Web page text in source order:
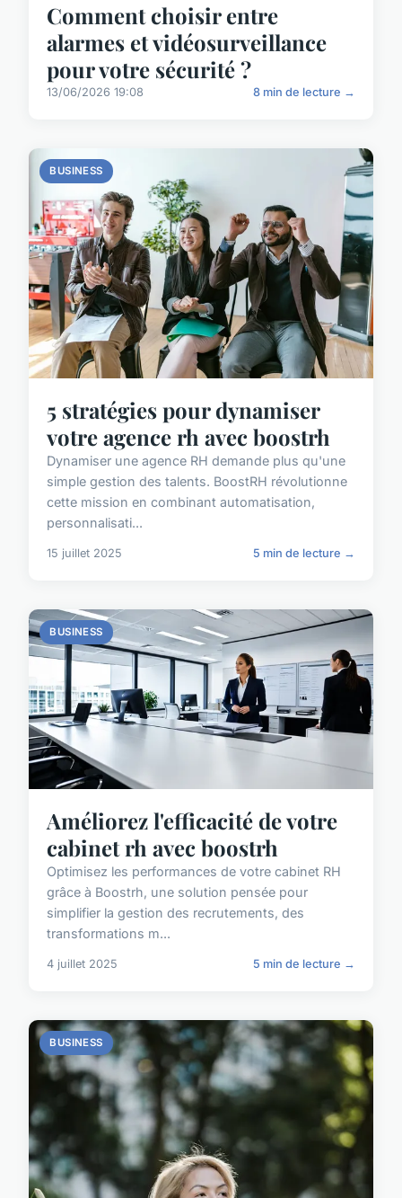
Comment choisir entre
alarmes et vidéosurveillance
pour votre sécurité ?
13/06/2026 19:08 8 min de lecture →
BUSINESS
5 stratégies pour dynamiser
votre agence rh avec boostrh
Dynamiser une agence RH demande plus qu'une
simple gestion des talents. BoostRH révolutionne
cette mission en combinant automatisation,
personnalisati...
15 juillet 2025 5 min de lecture →
BUSINESS
Améliorez l'efficacité de votre
cabinet rh avec boostrh
Optimisez les performances de votre cabinet RH
grâce à Boostrh, une solution pensée pour
simplifier la gestion des recrutements, des
transformations m...
4 juillet 2025 5 min de lecture →
BUSINESS